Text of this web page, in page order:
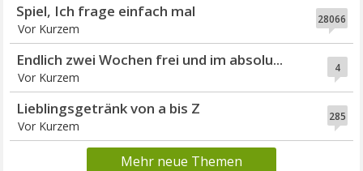
28066
Spiel, Ich frage einfach mal
Vor Kurzem
4
Endlich zwei Wochen frei und im absolu...
Vor Kurzem
285
Lieblingsgetränk von a bis Z
Vor Kurzem
Mehr neue Themen